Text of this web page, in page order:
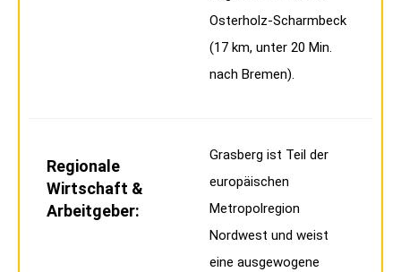
Osterholz-Scharmbeck
(17 km, unter 20 Min.
nach Bremen).
Regionale
Wirtschaft &
Arbeitgeber:
Grasberg ist Teil der
europäischen
Metropolregion
Nordwest und weist
eine ausgewogene